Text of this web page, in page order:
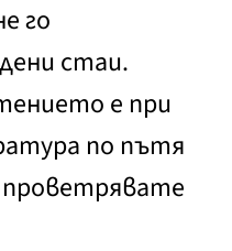
го
стаи.
е при
по пътя